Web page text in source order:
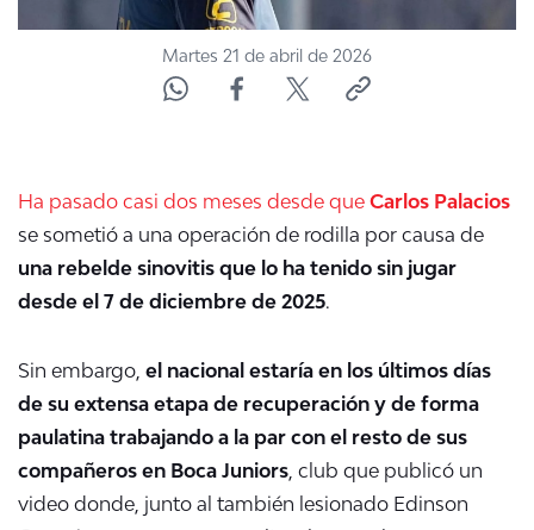
Martes 21 de abril de 2026
Ha pasado casi dos meses desde que Carlos Palacios
se sometió a una operación de rodilla por causa de
una rebelde sinovitis que lo ha tenido sin jugar
desde el 7 de diciembre de 2025.
Sin embargo, el nacional estaría en los últimos días
de su extensa etapa de recuperación y de forma
paulatina trabajando a la par con el resto de sus
compañeros en Boca Juniors, club que publicó un
video donde, junto al también lesionado Edinson